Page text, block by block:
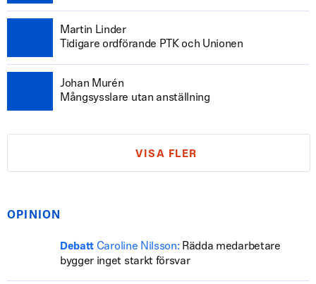
Martin Linder
Tidigare ordförande PTK och Unionen
Johan Murén
Mångsysslare utan anställning
VISA FLER
OPINION
Debatt Caroline Nilsson: Rädda medarbetare
bygger inget starkt försvar